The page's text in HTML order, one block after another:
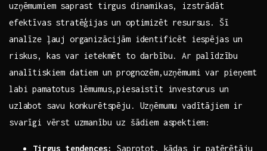
uzņēmumiem saprast tirgus dinamikas, ‌izstrādāt
efektīvas stratēģijas un optimizēt resursus. ​Šī
analīze ļauj organizācijām identificēt iespējas un
riskus, kas var ietekmēt to darbību. Ar palīdzību
analītiskiem datiem un prognozēm,uzņēmumi var pieņemt‍
labi pamatotus lēmumus,piesaistīt investorus un
uzlabot savu konkurētspēju. Uzņēmumu vadītājiem ir
svarīgi vērst uzmanību uz šādiem aspektiem:
Tirgus tendences:
Saprotot, kādas ir patērētāju